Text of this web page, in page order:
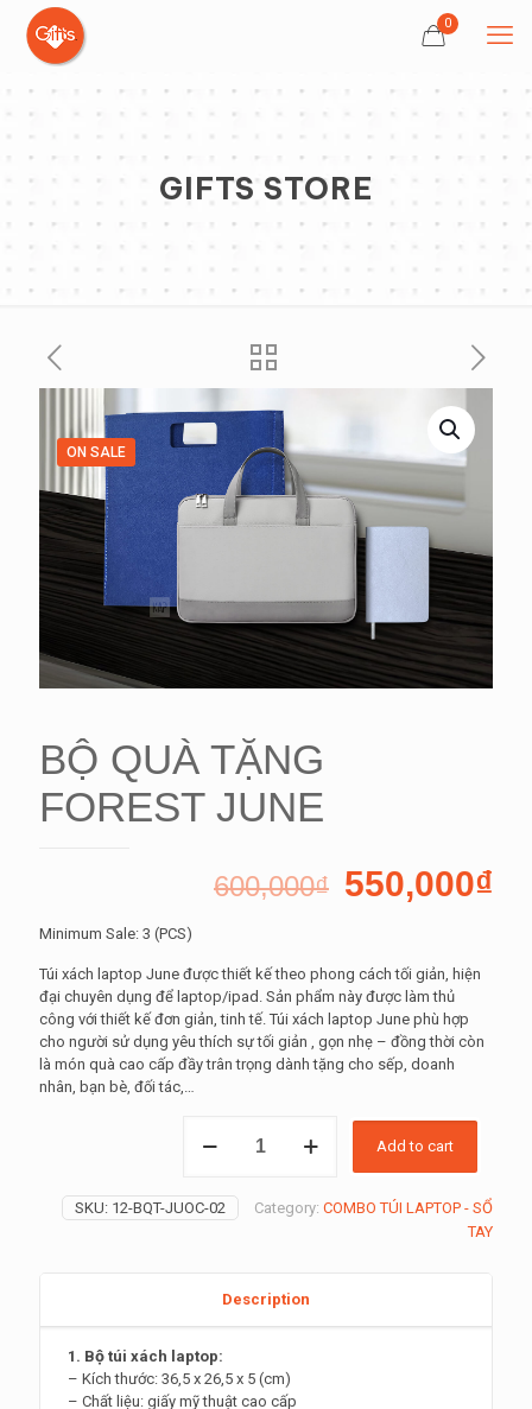
0
GIFTS STORE
ON SALE
BỘ QUÀ TẶNG
FOREST JUNE
600,000₫ 550,000₫
Minimum Sale: 3 (PCS)
Túi xách laptop June được thiết kế theo phong cách tối giản, hiện
đại chuyên dụng để laptop/ipad. Sản phẩm này được làm thủ
công với thiết kế đơn giản, tinh tế. Túi xách laptop June phù hợp
cho người sử dụng yêu thích sự tối giản , gọn nhẹ – đồng thời còn
là món quà cao cấp đầy trân trọng dành tặng cho sếp, doanh
nhân, bạn bè, đối tác,…
QUÀ
FOREST
JUNE
Add to cart
SKU: 12-BQT-JUOC-02 Category: COMBO TÚI LAPTOP - SỔ
TAY
Description
1. Bộ túi xách laptop:
– Kích thước: 36,5 x 26,5 x 5 (cm)
– Chất liệu: giấy mỹ thuật cao cấp